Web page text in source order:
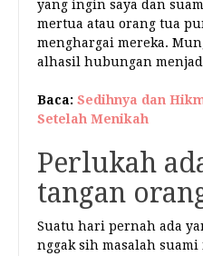
yang ingin saya dan
mertua atau orang tua
menghargai mereka.
alhasil hubungan
Baca: Sedihnya dan
Setelah Menikah
Perlukah
tangan
Suatu hari pernah ada
nggak sih masalah